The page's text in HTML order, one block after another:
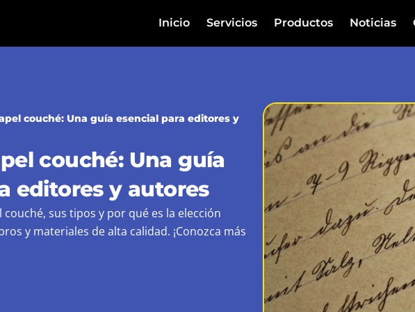
Inicio Servicios Productos Noticias
couché: Una guía esencial para editores y
couché: Una guía
editores y autores
sus tipos y por qué es la elección
y materiales de alta calidad. ¡Conozca más